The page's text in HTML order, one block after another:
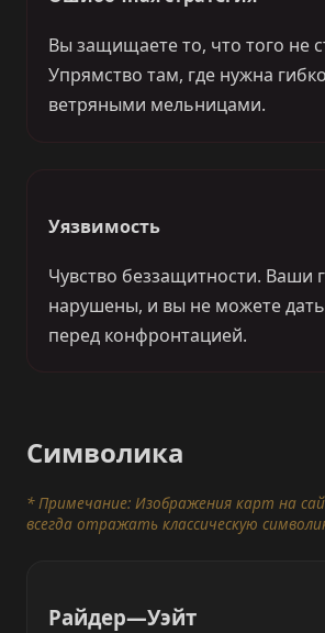
Вы защищаете то, что того не
Упрямство там, где нужна
ветряными мельницами.
Уязвимость
Чувство беззащитности. Ваши
нарушены, и вы не можете
перед конфронтацией.
Символика
* Примечание: Изображения карт на
всегда отражать классическую
Райдер—Уэйт